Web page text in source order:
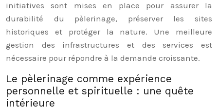
initiatives sont mises en place pour assurer la
durabilité du pèlerinage, préserver les sites
historiques et protéger la nature. Une meilleure
gestion des infrastructures et des services est
nécessaire pour répondre à la demande croissante.
Le pèlerinage comme expérience
personnelle et spirituelle : une quête
intérieure